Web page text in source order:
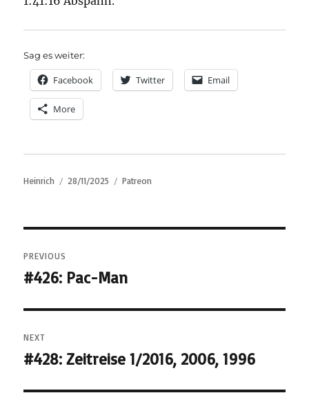
Sag es weiter:
Facebook Twitter Email
More
Author
Heinrich
Posted
28/11/2025 Categories
Patreon
navigation
PREVIOUS
Previous
#426: Pac-Man
NEXT
Next
#428: Zeitreise 1/2016, 2006, 1996